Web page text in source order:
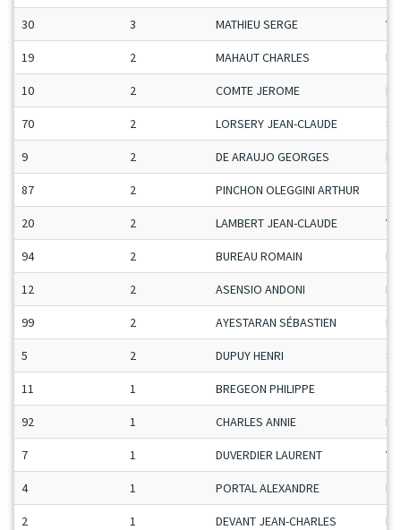
30 3 MATHIEU SERGE
19 2 MAHAUT CHARLES
10 2 COMTE JEROME
70 2 LORSERY JEAN-CLAUDE
9 2 DE ARAUJO GEORGES H-
87 2 PINCHON OLEGGINI ARTHUR
20 2 LAMBERT JEAN-CLAUDE
94 2 BUREAU ROMAIN
12 2 ASENSIO ANDONI
99 2 AYESTARAN SÉBASTIEN
5 2 DUPUY HENRI
11 1 BREGEON PHILIPPE
92 1 CHARLES ANNIE
7 1 DUVERDIER LAURENT
4 1 PORTAL ALEXANDRE
2 1 DEVANT JEAN-CHARLES H-